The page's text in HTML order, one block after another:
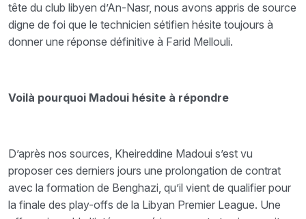
tête du club libyen d’An-Nasr, nous avons appris de source
digne de foi que le technicien sétifien hésite toujours à
donner une réponse définitive à Farid Mellouli.
Voilà pourquoi Madoui hésite à répondre
D’après nos sources, Kheireddine Madoui s’est vu
proposer ces derniers jours une prolongation de contrat
avec la formation de Benghazi, qu’il vient de qualifier pour
la finale des play-offs de la Libyan Premier League. Une